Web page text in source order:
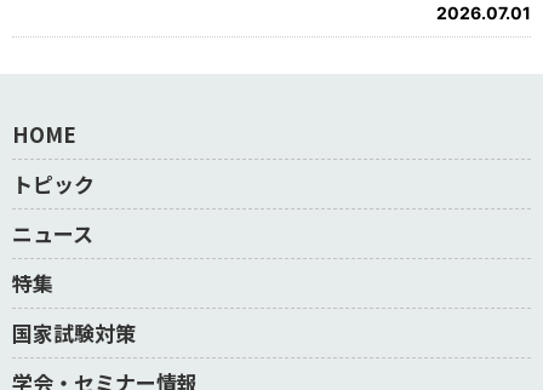
2026.07.01
HOME
トピック
ニュース
特集
国家試験対策
学会・セミナー情報